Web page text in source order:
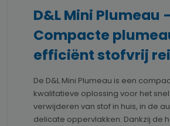
D&L Mini Plumeau
Compacte
efficiënt stofvrij
De D&L Mini Plumeau is een
kwalitatieve oplossing voor het
verwijderen van stof in huis, in de
delicate oppervlakken. Dankzij de